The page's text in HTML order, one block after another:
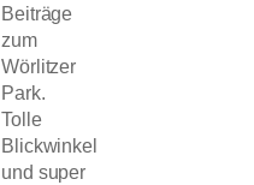
Beiträge
zum
Wörlitzer
Park.
Tolle
Blickwinkel
und super